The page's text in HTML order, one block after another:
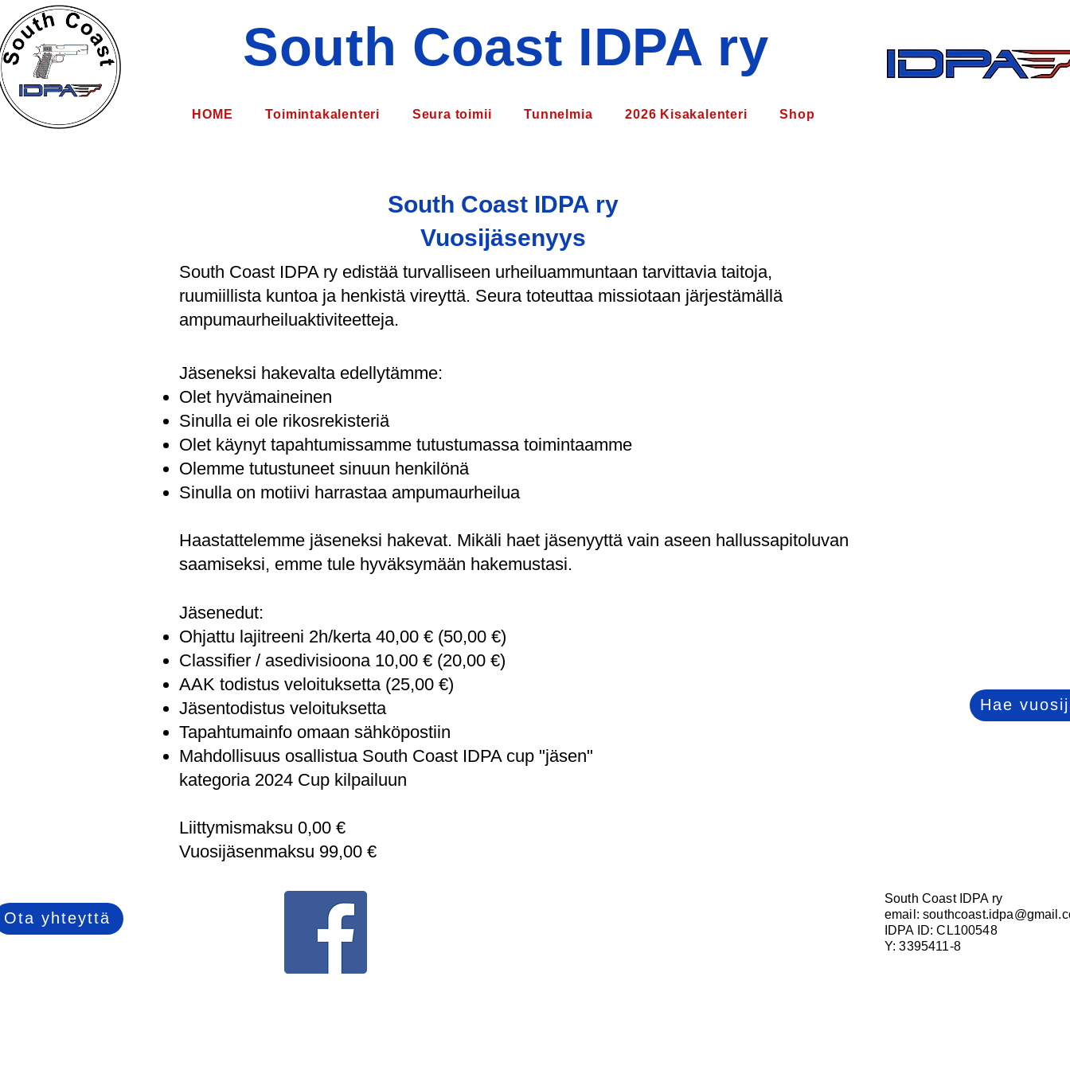
South Coast IDPA ry
HOME Toimintakalenteri Seura toimii Tunnelmia 2026 Kisakalenteri Shop
South Coast IDPA ry
Vuosijäsenyys
South Coast IDPA ry edistää turvalliseen urheiluammuntaan tarvittavia taitoja,
ruumiillista kuntoa ja henkistä vireyttä. Seura toteuttaa missiotaan järjestämällä
ampumaurheiluaktiviteetteja.
Jäseneksi hakevalta edellytämme:
Olet hyvämaineinen
Sinulla ei ole rikosrekisteriä
Olet käynyt tapahtumissamme tutustumassa toimintaamme
Olemme tutustuneet sinuun henkilönä
Sinulla on motiivi harrastaa ampumaurheilua
Haastattelemme jäseneksi hakevat. Mikäli haet jäsenyyttä vain aseen hallussapitoluvan
saamiseksi, emme tule hyväksymään hakemustasi.
Jäsenedut:
Ohjattu lajitreeni 2h/kerta 40,00 € (50,00 €)
Classifier / asedivisioona 10,00 € (20,00 €)
AAK todistus veloituksetta (25,00 €)
Jäsentodistus veloituksetta
Tapahtumainfo omaan sähköpostiin
Mahdollisuus osallistua South Coast IDPA cup "jäsen"
kategoria 2024 Cup kilpailuun
Liittymismaksu 0,00 €
Vuosijäsenmaksu 99,00 €​
Hae
Ota yhteyttä
South Coast IDPA ry
email:
IDPA ID: CL100548
Y: 3395411-8